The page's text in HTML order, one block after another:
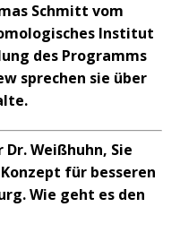
Schmitt vom
Institut
des Programms
sprechen sie über
Weißhuhn, Sie
für besseren
Wie geht es den